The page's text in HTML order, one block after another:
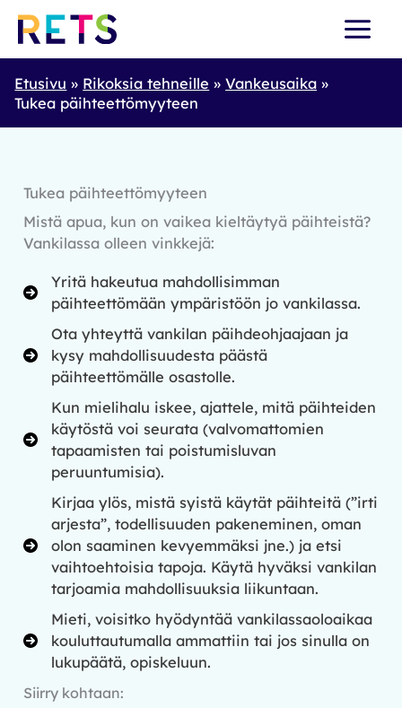
Skip
Etusivu
Rikoksia tehneille
Vankeusaika
Tukea päihteettömyyteen
Tukea päihteettömyyteen
Mistä apua, kun on vaikea kieltäytyä päihteistä?
Vankilassa olleen vinkkejä:
Yritä hakeutua mahdollisimman
päihteettömään ympäristöön jo vankilassa.
Ota yhteyttä vankilan päihdeohjaajaan ja
kysy mahdollisuudesta päästä
päihteettömälle osastolle.
Kun mielihalu iskee, ajattele, mitä päihteiden
käytöstä voi seurata (valvomattomien
tapaamisten tai poistumisluvan
peruuntumisia).
Kirjaa ylös, mistä syistä käytät päihteitä (”irti
arjesta”, todellisuuden pakeneminen, oman
olon saaminen kevyemmäksi jne.) ja etsi
vaihtoehtoisia tapoja. Käytä hyväksi vankilan
tarjoamia mahdollisuuksia liikuntaan.
Mieti, voisitko hyödyntää vankilassaoloaikaa
kouluttautumalla ammattiin tai jos sinulla on
lukupäätä, opiskeluun.
Siirry kohtaan: